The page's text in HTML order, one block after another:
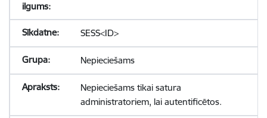
SESS<ID>
Nepieciešams
Nepieciešams tikai satura
administratoriem, lai autentificētos.